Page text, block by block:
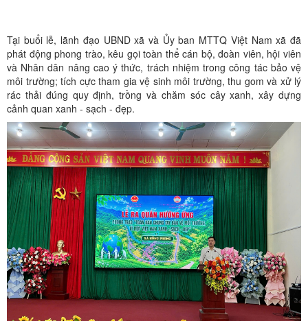
Tại buổi lễ, lãnh đạo UBND xã và Ủy ban MTTQ Việt Nam xã đã
phát động phong trào, kêu gọi toàn thể cán bộ, đoàn viên, hội viên
và Nhân dân nâng cao ý thức, trách nhiệm trong công tác bảo vệ
môi trường; tích cực tham gia vệ sinh môi trường, thu gom và xử lý
rác thải đúng quy định, trồng và chăm sóc cây xanh, xây dựng
cảnh quan xanh - sạch - đẹp.